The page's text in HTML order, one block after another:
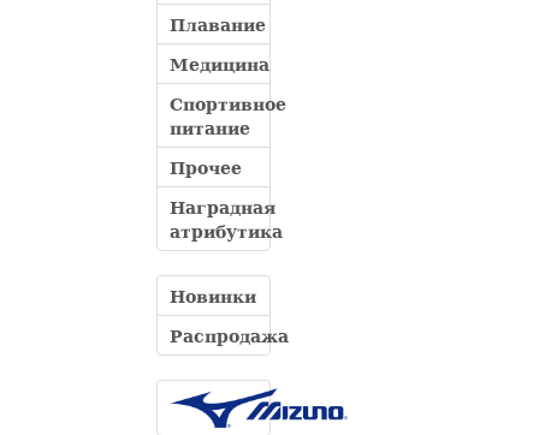
Плавание
Медицина
Спортивное
питание
Прочее
Наградная
атрибутика
Новинки
Распродажа